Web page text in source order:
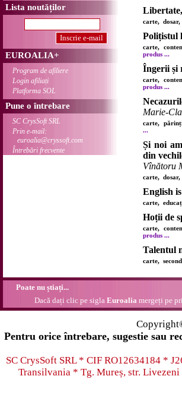
Lista noutăților
EUROALIA+
Program de afiliere
Login afiliați
Platforma SOL
Pune o întrebare
SC CrysSoft SRL
Prin e-mail:
euroalia@cryssoft.com
Întrebări frecvente
carte,
Polițistul
carte,
produs ...
Îngerii și
carte,
produs ...
Marie-
carte,
...
Și noi
din
Vînătoru
carte,
English
carte,
Hoții de
carte,
produs ...
Talentul
carte,
Poate nu știați...
Dacă dați clic pe sigla Euroalia mergeți pe
Pentru orice întrebare, sugestie sau
SC CrysSoft SRL * CIF RO12634184 *
Transilvania * Tg. Mureș, str. Livezeni